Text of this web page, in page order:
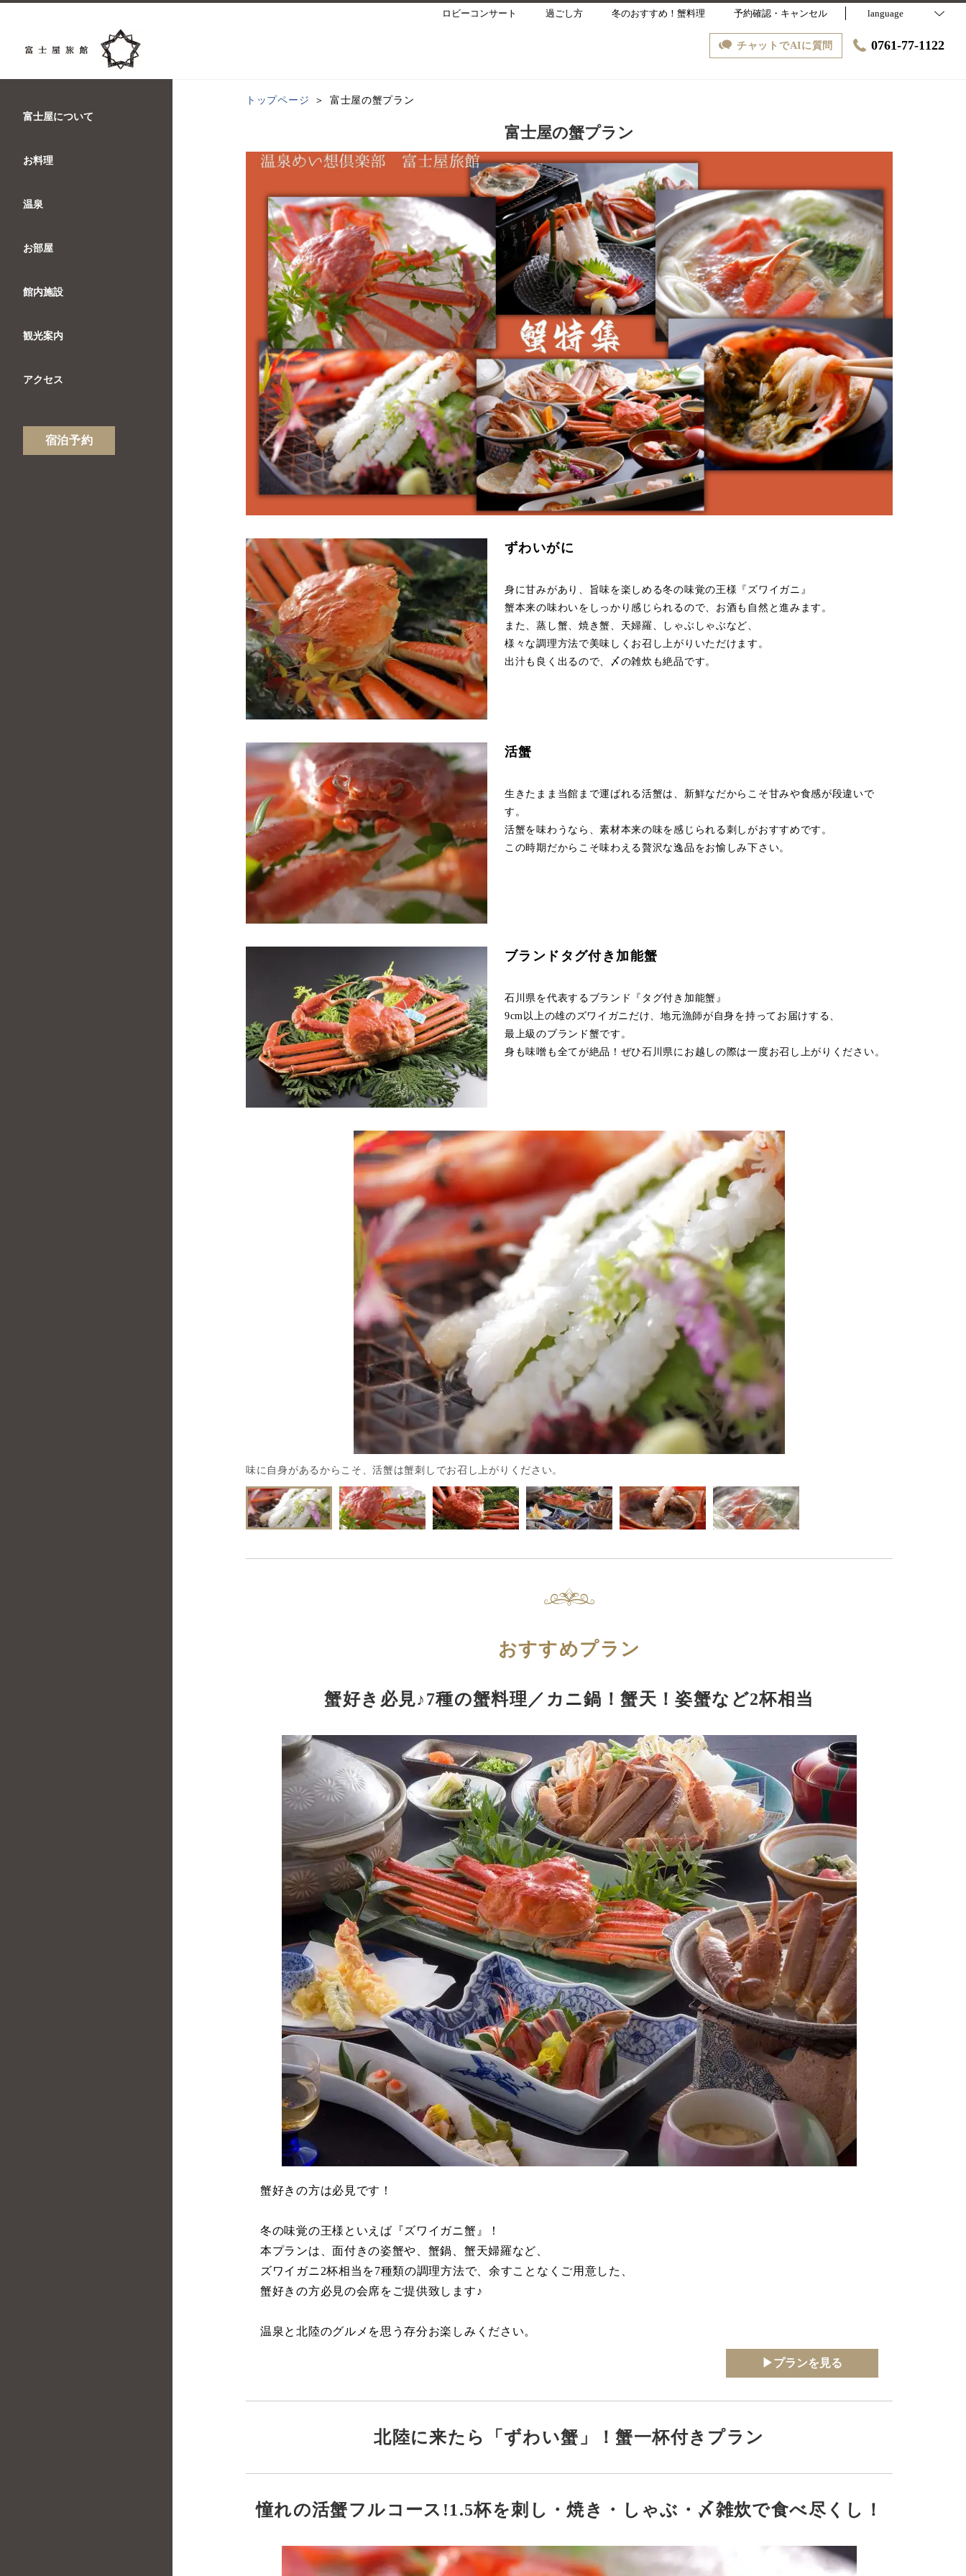
ロビーコンサート 過ごし方 冬のおすすめ！蟹料理 予約確認・キャンセル language
チャットでAIに質問 0761-77-1122
富士屋について
お料理
温泉
お部屋
館内施設
観光案内
アクセス
宿泊予約
トップページ 富士屋の蟹プラン
富士屋の蟹プラン
ずわいがに
身に甘みがあり、旨味を楽しめる冬の味覚の王様『ズワイガニ』
蟹本来の味わいをしっかり感じられるので、お酒も自然と進みます。
また、蒸し蟹、焼き蟹、天婦羅、しゃぶしゃぶなど、
様々な調理方法で美味しくお召し上がりいただけます。
出汁も良く出るので、〆の雑炊も絶品です。
活蟹
生きたまま当館まで運ばれる活蟹は、新鮮なだからこそ甘みや食感が段違いで
す。
活蟹を味わうなら、素材本来の味を感じられる刺しがおすすめです。
この時期だからこそ味わえる贅沢な逸品をお愉しみ下さい。
ブランドタグ付き加能蟹
石川県を代表するブランド『タグ付き加能蟹』
9cm以上の雄のズワイガニだけ、地元漁師が自身を持ってお届けする、
最上級のブランド蟹です。
身も味噌も全てが絶品！ぜひ石川県にお越しの際は一度お召し上がりください。
味に自身があるからこそ、活蟹は蟹刺しでお召し上がりください。
おすすめプラン
蟹好き必見♪7種の蟹料理／カニ鍋！蟹天！姿蟹など2杯相当
蟹好きの方は必見です！
冬の味覚の王様といえば『ズワイガニ蟹』！
本プランは、面付きの姿蟹や、蟹鍋、蟹天婦羅など、
ズワイガニ2杯相当を7種類の調理方法で、余すことなくご用意した、
蟹好きの方必見の会席をご提供致します♪
温泉と北陸のグルメを思う存分お楽しみください。
▶プランを見る
北陸に来たら「ずわい蟹」！蟹一杯付きプラン
憧れの活蟹フルコース!1.5杯を刺し・焼き・しゃぶ・〆雑炊で食べ尽くし！